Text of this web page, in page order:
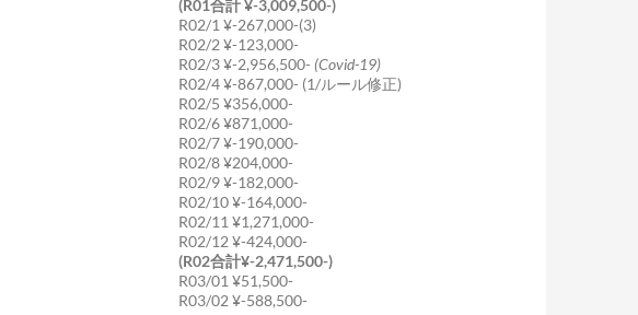
(R01合計 ¥-3,009,500-)
R02/1 ¥-267,000-(3)
R02/2 ¥-123,000-
R02/3 ¥-2,956,500- (Covid-19)
R02/4 ¥-867,000- (1/ルール修正)
R02/5 ¥356,000-
R02/6 ¥871,000-
R02/7 ¥-190,000-
R02/8 ¥204,000-
R02/9 ¥-182,000-
R02/10 ¥-164,000-
R02/11 ¥1,271,000-
R02/12 ¥-424,000-
(R02合計¥-2,471,500-)
R03/01 ¥51,500-
R03/02 ¥-588,500-